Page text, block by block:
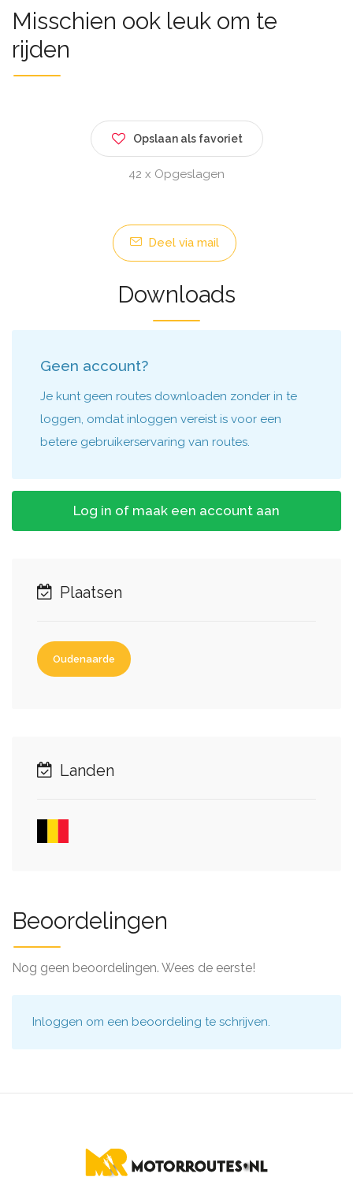
Misschien ook leuk om te
rijden
Opslaan als favoriet
42 x Opgeslagen
Deel via mail
Downloads
Geen account?
Je kunt geen routes downloaden zonder in te
loggen, omdat inloggen vereist is voor een
betere gebruikerservaring van routes.
Log in of maak een account aan
Plaatsen
Oudenaarde
Landen
Beoordelingen
Nog geen beoordelingen. Wees de eerste!
Inloggen om een beoordeling te schrijven.